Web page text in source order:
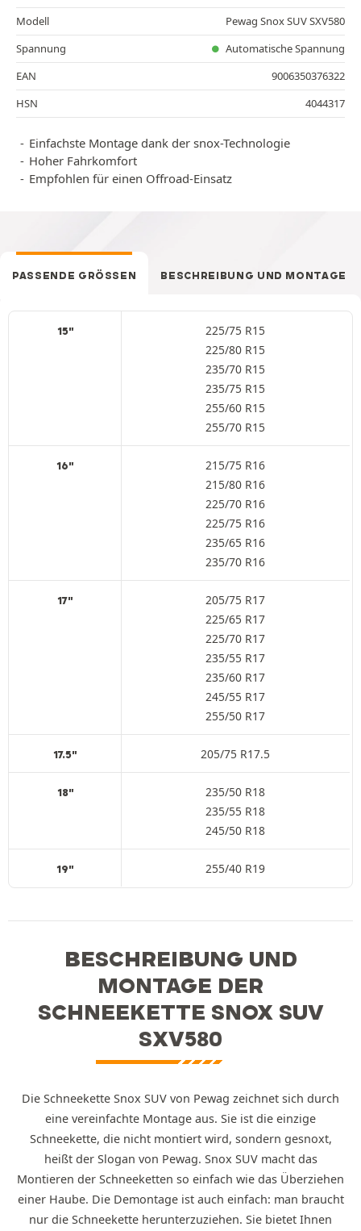
Modell
Pewag Snox SUV SXV580
Spannung
Automatische Spannung
EAN
9006350376322
HSN
4044317
Einfachste Montage dank der snox-Technologie
Hoher Fahrkomfort
Empfohlen für einen Offroad-Einsatz
PASSENDE GRÖSSEN BESCHREIBUNG UND MONTAGE
15"
225/75 R15
225/80 R15
235/70 R15
235/75 R15
255/60 R15
255/70 R15
16"
215/75 R16
215/80 R16
225/70 R16
225/75 R16
235/65 R16
235/70 R16
17"
205/75 R17
225/65 R17
225/70 R17
235/55 R17
235/60 R17
245/55 R17
255/50 R17
17.5" 205/75 R17.5
18"
235/50 R18
235/55 R18
245/50 R18
19" 255/40 R19
BESCHREIBUNG UND
MONTAGE DER
SCHNEEKETTE SNOX SUV
SXV580
Die Schneekette Snox SUV von Pewag zeichnet sich durch
eine vereinfachte Montage aus. Sie ist die einzige
Schneekette, die nicht montiert wird, sondern gesnoxt,
heißt der Slogan von Pewag. Snox SUV macht das
Montieren der Schneeketten so einfach wie das Überziehen
einer Haube. Die Demontage ist auch einfach: man braucht
nur die Schneekette herunterzuziehen. Sie bietet Ihnen